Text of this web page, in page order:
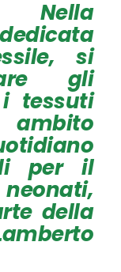
Nella
si
gli
tessuti
per il
della